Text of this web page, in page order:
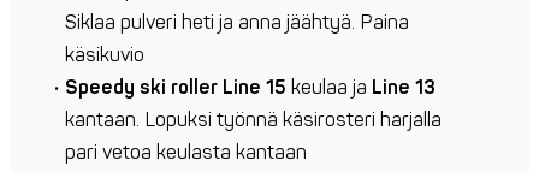
Siklaa pulveri heti ja anna jäähtyä. Paina
käsikuvio
Speedy ski roller Line 15 keulaa ja Line 13
kantaan. Lopuksi työnnä käsirosteri harjalla
pari vetoa keulasta kantaan